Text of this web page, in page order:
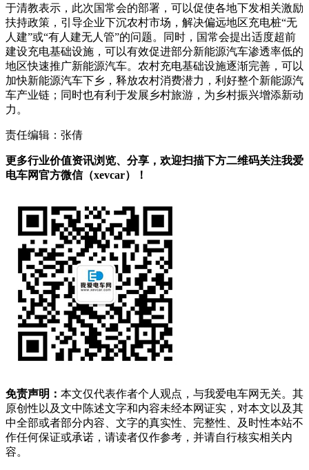
于清教表示，此次国常会的部署，可以促使各地下发相关激励
扶持政策，引导企业下沉农村市场，解决偏远地区充电桩“无
人建”或“有人建无人管”的问题。同时，国常会提出适度超前
建设充电基础设施，可以有效促进部分新能源汽车渗透率低的
地区快速推广新能源汽车。农村充电基础设施逐渐完善，可以
加快新能源汽车下乡，释放农村消费潜力，利好整个新能源汽
车产业链；同时也有利于发展乡村旅游，为乡村振兴增添新动
力。
责任编辑：张倩
更多行业价值资讯浏览、分享，欢迎扫描下方二维码关注我爱
电车网官方微信（xevcar）！
免责声明： 本文仅代表作者个人观点，与我爱电车网无关。其
原创性以及文中陈述文字和内容未经本网证实，对本文以及其
中全部或者部分内容、文字的真实性、完整性、及时性本站不
作任何保证或承诺，请读者仅作参考，并请自行核实相关内
容。